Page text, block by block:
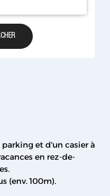
et d'un casier à
en rez-de-
(env. 100m).